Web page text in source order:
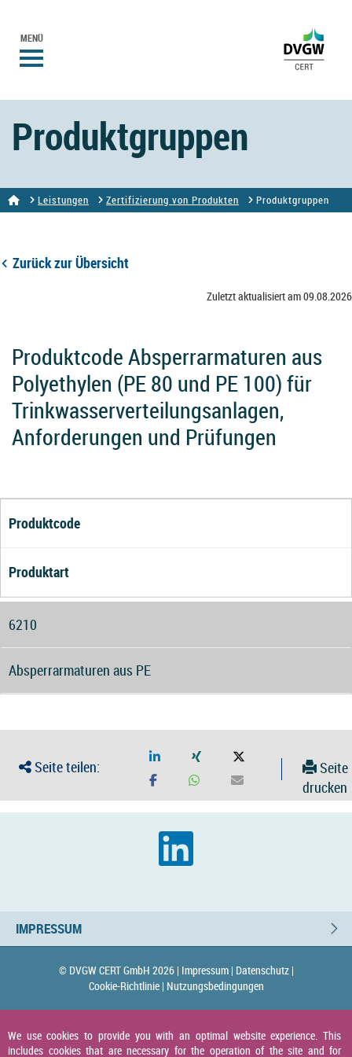
MENÜ
Produktgruppen
Leistungen Zertifizierung von Produkten Produktgruppen
Zurück zur Übersicht
Zuletzt aktualisiert am 09.08.2026
Produktcode Absperrarmaturen aus
Polyethylen (PE 80 und PE 100) für
Trinkwasserverteilungsanlagen,
Anforderungen und Prüfungen
Produktcode
Produktart
6210
Absperrarmaturen aus PE
Seite teilen:
Seite
drucken
IMPRESSUM
© DVGW CERT GmbH 2026 | Impressum | Datenschutz |
Cookie-Richtlinie | Nutzungsbedingungen
We use cookies to provide you with an optimal website experience. This
includes cookies that are necessary for the operation of the site and for